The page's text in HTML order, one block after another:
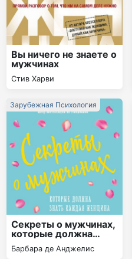
Вы ничего не знаете о
мужчинах
Стив Харви
Секреты о мужчинах,
которые должна
знать каждая
женщина
Барбара де Анджелис
Зарубежная Психология